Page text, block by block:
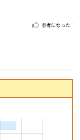
参考になった！